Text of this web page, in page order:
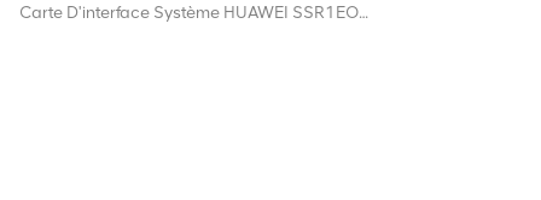
Carte D'interface Système HUAWEI SSR1EOW 03021SHX OSN1500B